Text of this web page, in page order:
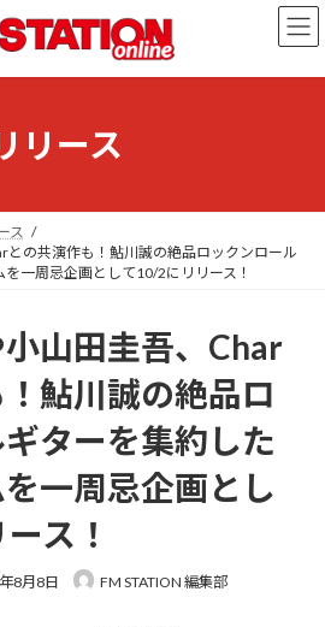
リース
ス
との共演作も！鮎川誠の絶品ロックンロール
一周忌企画として10/2にリリース！
山田圭吾、Char
鮎川誠の絶品ロ
ターを集約した
一周忌企画とし
ス！
8月8日 FM STATION 編集部